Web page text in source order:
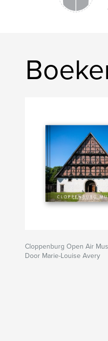
Cloppenburg Open Air
Door Marie-Louise Avery